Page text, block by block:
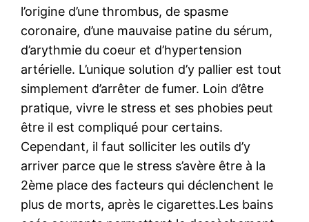
l’origine d’une thrombus, de spasme
coronaire, d’une mauvaise patine du sérum,
d’arythmie du coeur et d’hypertension
artérielle. L’unique solution d’y pallier est tout
simplement d’arrêter de fumer. Loin d’être
pratique, vivre le stress et ses phobies peut
être il est compliqué pour certains.
Cependant, il faut solliciter les outils d’y
arriver parce que le stress s’avère être à la
2ème place des facteurs qui déclenchent le
plus de morts, après le cigarettes.Les bains